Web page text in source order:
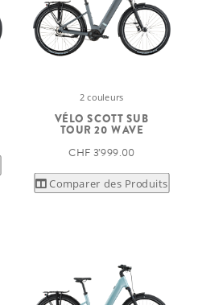
2 couleurs
VÉLO SCOTT SUB
TOUR 20 WAVE
CHF 3’999.00
Comparer des Produits